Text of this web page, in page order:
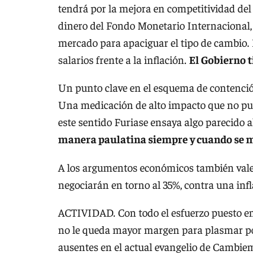
tendrá por la mejora en competitividad del
dinero del Fondo Monetario
mercado para apaciguar el tipo de
salarios frente a la inflación. El Gobierno
Un punto clave en el esquema de
Una medicación de alto impacto que no
este sentido Furiase ensaya algo parecido
manera paulatina siempre y cuando se
A los argumentos económicos también
negociarán en torno al 35%, contra una
ACTIVIDAD. Con todo el esfuerzo puesto
no le queda mayor margen para plasmar
ausentes en el actual evangelio de